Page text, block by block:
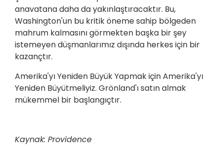
anavatana daha da yakınlaştıracaktır. Bu,
Washington'un bu kritik öneme sahip bölgeden
mahrum kalmasını görmekten başka bir şey
istemeyen düşmanlarımız dışında herkes için bir
kazançtır.
Amerika'yı Yeniden Büyük Yapmak için Amerika'yı
Yeniden Büyütmeliyiz. Grönland'ı satın almak
mükemmel bir başlangıçtır.
Kaynak: Providence